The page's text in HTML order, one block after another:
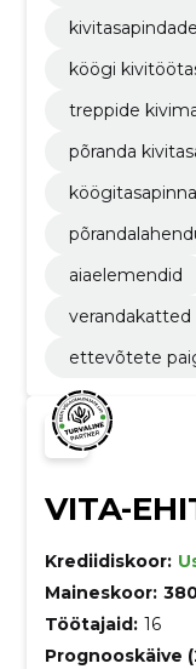
köögi
treppide
põranda
aiaelemendid
verandakatted
ettevõtete
VITA-
Krediidiskoor:
Maineskoor:
Töötajaid: 16
Prognooskäive